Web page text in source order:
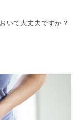
いて大丈夫ですか？